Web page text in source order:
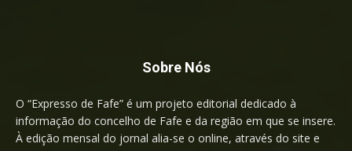
Sobre Nós
O “Expresso de Fafe” é um projeto editorial dedicado à
informação do concelho de Fafe e da região em que se insere.
À edição mensal do jornal alia-se o online, através do site e